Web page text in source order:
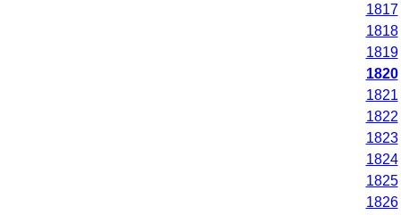
1817
1818
1819
1820
1821
1822
1823
1824
1825
1826